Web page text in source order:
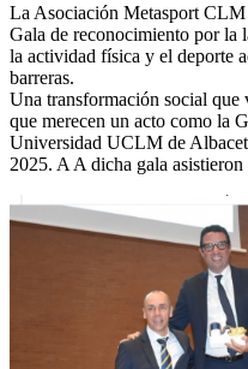
La Asociación Metasport
Gala de reconocimiento por la
la actividad física y el deporte
barreras.
Una transformación social que
que merecen un acto como la
Universidad UCLM de
2025. A A dicha gala asistieron